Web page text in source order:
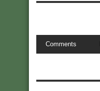
Comments